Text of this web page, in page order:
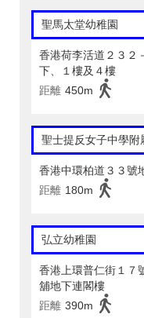
聖馬太堂幼稚園
香港荷李活道２３２
下、１樓及４樓
距離 450m
聖士提反女子中學附
香港中環柏道３３號
距離 180m
弘立幼稚園
香港上環普仁街１７
舖地下連閣樓
距離 390m